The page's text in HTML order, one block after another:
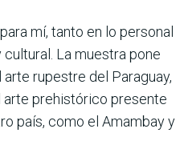
mí, tanto en lo personal
La muestra pone
rupestre del Paraguay,
arte prehistórico presente
país, como el Amambay y